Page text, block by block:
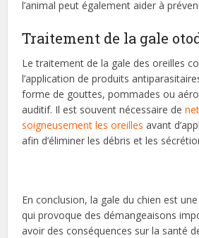
l’animal peut également aider à
Traitement de la gale
Le traitement de la gale des oreilles
l’application de produits
forme de gouttes, pommades ou
auditif. Il est souvent nécessaire de
soigneusement les oreilles avant
afin d’éliminer les débris et les
En conclusion, la gale du chien est
qui provoque des démangeaisons
avoir des conséquences sur la santé